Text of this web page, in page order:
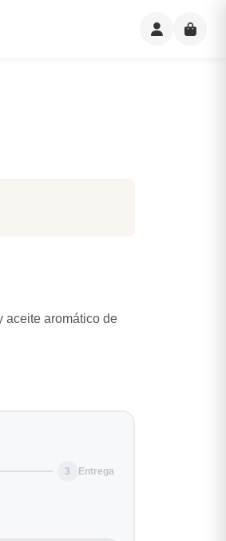
aceite aromático de
3 Entrega